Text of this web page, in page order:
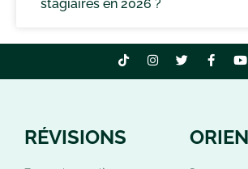
stagiaires en 2026 ?
RÉVISIONS